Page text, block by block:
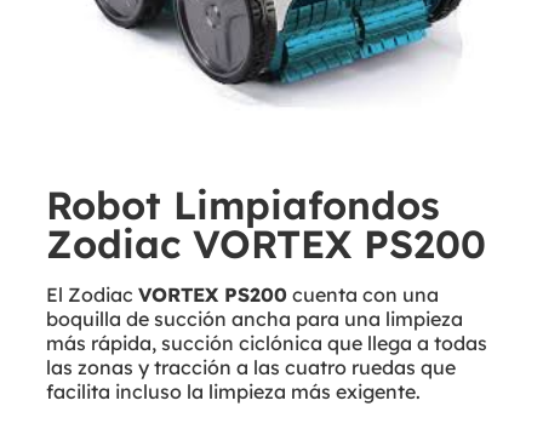
Robot Limpiafondos
Zodiac VORTEX PS200
El Zodiac VORTEX PS200 cuenta con una
boquilla de succión ancha para una limpieza
más rápida, succión ciclónica que llega a todas
las zonas y tracción a las cuatro ruedas que
facilita incluso la limpieza más exigente.